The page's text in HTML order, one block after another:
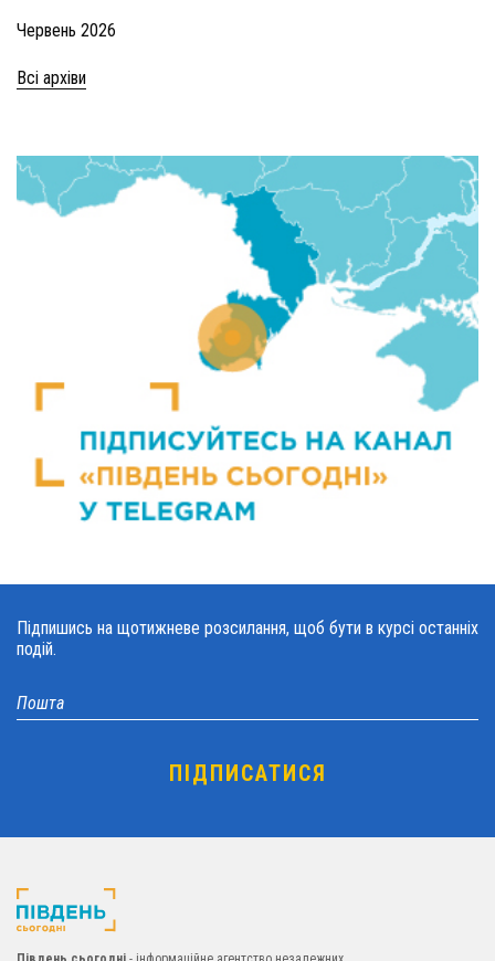
Червень 2026
Всі архіви
Підпишись на щотижневе розсилання, щоб бути в курсі останніх
подій.